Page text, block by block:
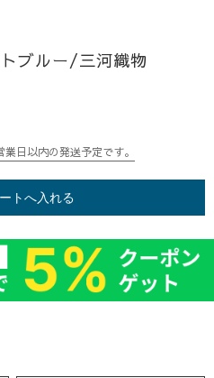
が一番
ると、
はある
りすぎ
もをふわ
でくれ
くらい
て、 私
・マシ
わるだけで 雰囲
丈 甘よりスラブ
セーター】を合
ショート丈は重
心が上がって見
えて、 ロング丈
ブルー/三河織物
日以内の発送予定です。
トへ入れる